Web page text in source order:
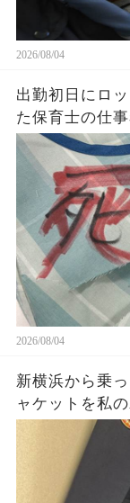
2026/08/04
出勤初日にロ
た保育士の仕
ていた。「先
私が残した1
ることに…
2026/08/04
新横浜から乗
ャケットを私
「上着くらい
客が名刺を差